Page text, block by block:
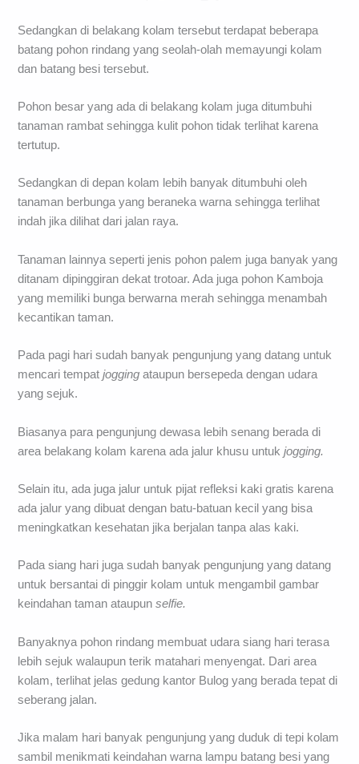
Sedangkan di belakang kolam tersebut terdapat beberapa
batang pohon rindang yang seolah-olah memayungi kolam
dan batang besi tersebut.
Pohon besar yang ada di belakang kolam juga ditumbuhi
tanaman rambat sehingga kulit pohon tidak terlihat karena
tertutup.
Sedangkan di depan kolam lebih banyak ditumbuhi oleh
tanaman berbunga yang beraneka warna sehingga terlihat
indah jika dilihat dari jalan raya.
Tanaman lainnya seperti jenis pohon palem juga banyak yang
ditanam dipinggiran dekat trotoar. Ada juga pohon Kamboja
yang memiliki bunga berwarna merah sehingga menambah
kecantikan taman.
Pada pagi hari sudah banyak pengunjung yang datang untuk
mencari tempatjogging ataupun bersepeda dengan udara
yang sejuk.
Biasanya para pengunjung dewasa lebih senang berada di
area belakang kolam karena ada jalur khusu untukjogging.
Selain itu, ada juga jalur untuk pijat refleksi kaki gratis karena
ada jalur yang dibuat dengan batu-batuan kecil yang bisa
meningkatkan kesehatan jika berjalan tanpa alas kaki.
Pada siang hari juga sudah banyak pengunjung yang datang
untuk bersantai di pinggir kolam untuk mengambil gambar
keindahan taman ataupunselfie.
Banyaknya pohon rindang membuat udara siang hari terasa
lebih sejuk walaupun terik matahari menyengat. Dari area
kolam, terlihat jelas gedung kantor Bulog yang berada tepat di
seberang jalan.
Jika malam hari banyak pengunjung yang duduk di tepi kolam
sambil menikmati keindahan warna lampu batang besi yang